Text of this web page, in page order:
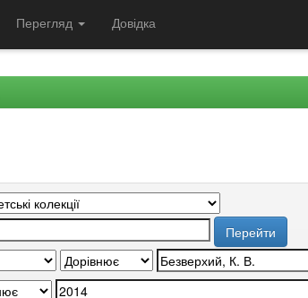
Перегляд Довідка